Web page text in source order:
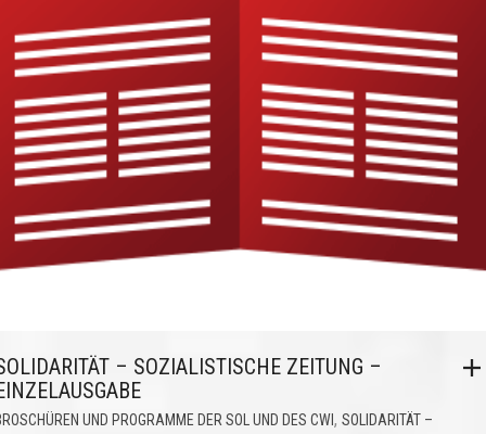
– SOZIALISTISCHE ZEITUNG –
UND PROGRAMME DER SOL UND DES CWI, SOLIDARITÄT –